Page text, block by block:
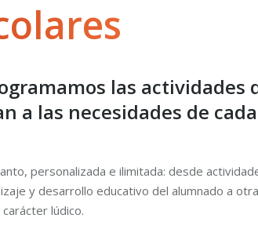
las actividades
a las necesidades de cada
personalizada e ilimitada: desde
y desarrollo educativo del alumnado a
lúdico.